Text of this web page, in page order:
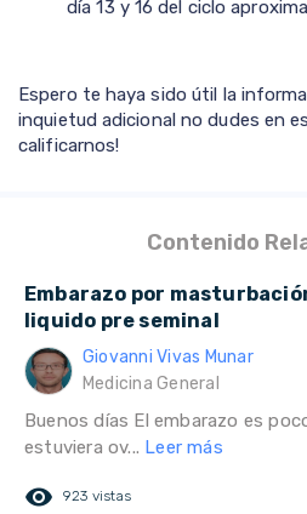
día 13 y 16 del ciclo
Espero te haya sido útil la
inquietud adicional no dudes en
calificarnos!
Contenido
Embarazo por
liquido pre seminal
Giovanni Vivas Munar
Medicina General
Buenos días El embarazo es
estuviera ov... Leer más
remove_red_eye 923 vistas